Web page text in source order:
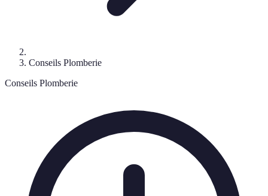
Conseils Plomberie
Conseils Plomberie